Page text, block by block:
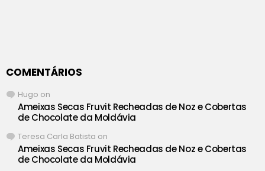
COMENTÁRIOS
Hugo on
Ameixas Secas Fruvit Recheadas de Noz e Cobertas
de Chocolate da Moldávia
Teresa Carla Batista on
Ameixas Secas Fruvit Recheadas de Noz e Cobertas
de Chocolate da Moldávia